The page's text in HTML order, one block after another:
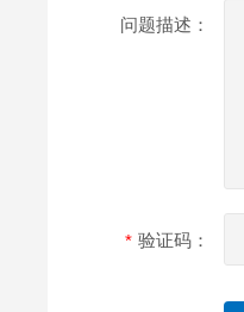
问题描述：
验证码：